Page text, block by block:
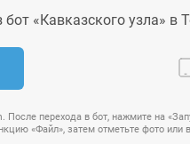
«Кавказского узла» в
После перехода в бот, нажмите на
«Файл», затем отметьте фото или